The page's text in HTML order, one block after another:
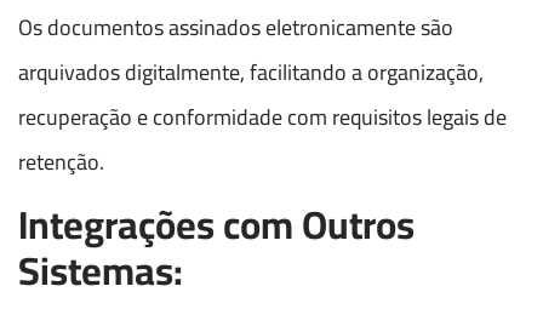
Os documentos assinados eletronicamente são
arquivados digitalmente, facilitando a organização,
recuperação e conformidade com requisitos legais de
retenção.
Integrações com Outros
Sistemas: